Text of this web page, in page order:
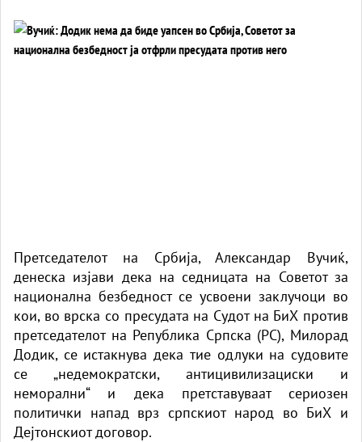
Претседателот на Србија, Александар Вучиќ,
денеска изјави дека на седницата на Советот за
национална безбедност се усвоени заклучоци во
кои, во врска со пресудата на Судот на БиХ против
претседателот на Република Српска (РС), Милорад
Додик, се истакнува дека тие одлуки на судовите
се „недемократски, антицивилизациски и
неморални“ и дека претставуваат сериозен
политички напад врз српскиот народ во БиХ и
Дејтонскиот договор.